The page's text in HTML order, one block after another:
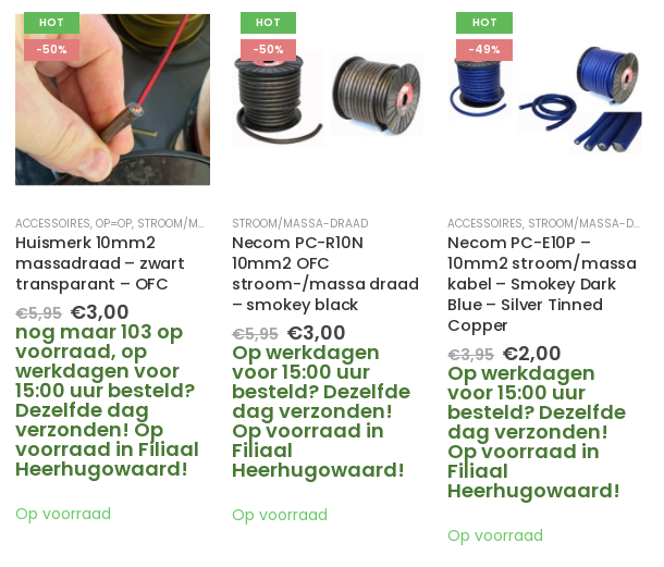
HOT
-50%
ACCESSOIRES,OP=OP, STROOM/MASSA-DRAAD
Huismerk 10mm2
massadraad – zwart
transparant – OFC
€5,95 Oorspronkelijke
prijs
was:
€5,95.
€3,00
prijs
is:
€3,00.
nog maar 103 op
voorraad, op
werkdagen voor
15:00 uur besteld?
Dezelfde dag
verzonden! Op
voorraad in Filiaal
Heerhugowaard!
Op voorraad
HOT
-50%
STROOM/MASSA-DRAAD
Necom PC-R10N
10mm2 OFC
stroom-/massa draad
– smokey black
€5,95 Oorspronkelijke
prijs
was:
€5,95.
€3,00Huidige
prijs
is:
€3,00.
Op werkdagen
voor 15:00 uur
besteld? Dezelfde
dag verzonden!
Op voorraad in
Filiaal
Heerhugowaard!
Op voorraad
HOT
-49%
ACCESSOIRES, STROOM/MASSA-DRAAD
Necom PC-E10P –
10mm2 stroom/massa
kabel – Smokey Dark
Blue – Silver Tinned
Copper
€3,95 Oorspronkelijke
prijs
was:
€3,95.
€2,00
prijs
is:
€2,00.
Op werkdagen
voor 15:00 uur
besteld? Dezelfde
dag verzonden!
Op voorraad in
Filiaal
Heerhugowaard!
Op voorraad